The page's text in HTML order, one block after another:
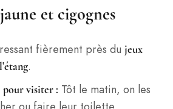
et cigognes
fièrement près du jeux
.
visiter : Tôt le matin, on les